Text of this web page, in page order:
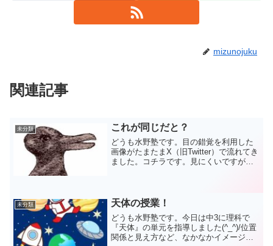
mizunojuku
関連記事
未分類 これが同じだと？
どうも水野塾です。目の錯覚を利用した
画像がたまたまX（旧Twitter）で流れてき
ました。コチラです。見にくいですが、A
ほ...
未分類 天体の授業！
どうも水野塾です。今日は中3に理科で
『天体』の単元を指導しました(^_^)/位置
関係と見え方など、なかなかイメージす